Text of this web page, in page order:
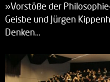
»Vorstöße der
Geisbe und Jürgen
Denken…